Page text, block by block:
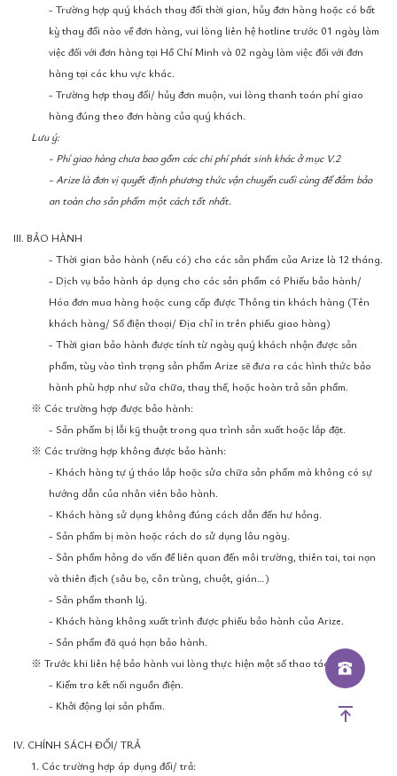
- Trường hợp quý khách thay đổi thời gian, hủy đơn hàng hoặc có bất
kỳ thay đổi nào về đơn hàng, vui lòng liên hệ hotline trước 01 ngày làm
việc đối với đơn hàng tại Hồ Chí Minh và 02 ngày làm việc đối với đơn
hàng tại các khu vực khác.
- Trường hợp thay đổi/ hủy đơn muộn, vui lòng thanh toán phí giao
hàng đúng theo đơn hàng của quý khách.
Lưu ý:
- Phí giao hàng chưa bao gồm các chi phí phát sinh khác ở mục V.2
- Arize là đơn vị quyết định phương thức vận chuyển cuối cùng để đảm bảo
an toàn cho sản phẩm một cách tốt nhất.
III. BẢO HÀNH
- Thời gian bảo hành (nếu có) cho các sản phẩm của Arize là 12 tháng.
- Dịch vụ bảo hành áp dụng cho các sản phẩm có Phiếu bảo hành/
Hóa đơn mua hàng hoặc cung cấp được Thông tin khách hàng (Tên
khách hàng/ Số điện thoại/ Địa chỉ in trên phiếu giao hàng)
- Thời gian bảo hành được tính từ ngày quý khách nhận được sản
phẩm, tùy vào tình trạng sản phẩm Arize sẽ đưa ra các hình thức bảo
hành phù hợp như sửa chữa, thay thế, hoặc hoàn trả sản phẩm.
※ Các trường hợp được bảo hành:
- Sản phẩm bị lỗi kỹ thuật trong qua trình sản xuất hoặc lắp đặt.
※ Các trường hợp không được bảo hành:
- Khách hàng tự ý tháo lắp hoặc sửa chữa sản phẩm mà không có sự
hướng dẫn của nhân viên bảo hành.
- Khách hàng sử dụng không đúng cách dẫn đến hư hỏng.
- Sản phẩm bị mòn hoặc rách do sử dụng lâu ngày.
- Sản phẩm hỏng do vấn đề liên quan đến môi trường, thiên tai, tai nạn
và thiên địch (sâu bọ, côn trùng, chuột, gián…)
- Sản phẩm thanh lý.
- Khách hàng không xuất trình được phiếu bảo hành của Arize.
- Sản phẩm đã quá hạn bảo hành.
※ Trước khi liên hệ bảo hành vui lòng thực hiện một số thao tác sau:
- Kiểm tra kết nối nguồn điện.
- Khởi động lại sản phẩm.
IV. CHÍNH SÁCH ĐỔI/ TRẢ
1. Các trường hợp áp dụng đổi/ trả: